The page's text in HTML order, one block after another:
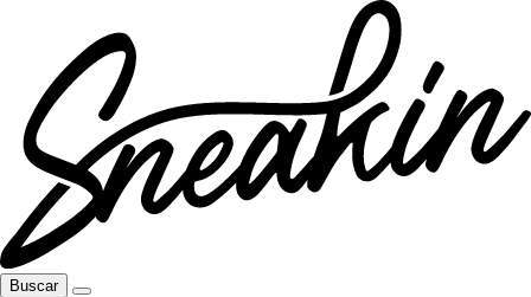
Buscar